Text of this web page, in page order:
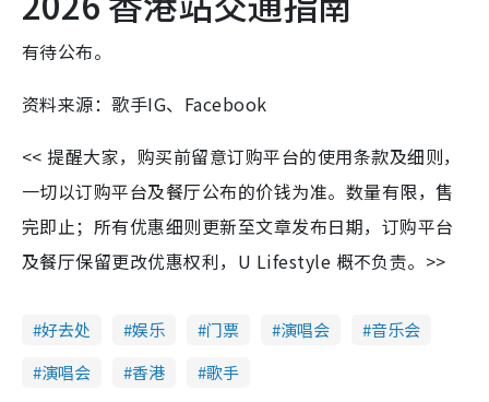
有待公布。
资料来源：歌手IG、Facebook
<< 提醒大家，购买前留意订购平台的使用条款及细则，
一切以订购平台及餐厅公布的价钱为准。数量有限，售
完即止；所有优惠细则更新至文章发布日期，订购平台
及餐厅保留更改优惠权利，U Lifestyle 概不负责。>>
好去处 娱乐 门票 演唱会
音乐会
演唱会
香港 歌手